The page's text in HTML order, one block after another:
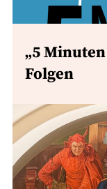
„5
Folgen